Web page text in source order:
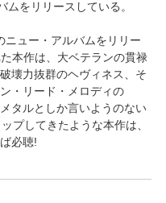
をリリースしている。
ュー・アルバムをリリー
本作は、大ベテランの貫禄
壊力抜群のヘヴィネス、そ
・リード・メロディの
タルとしか言いようのない
プしてきたような本作は、
必聴!